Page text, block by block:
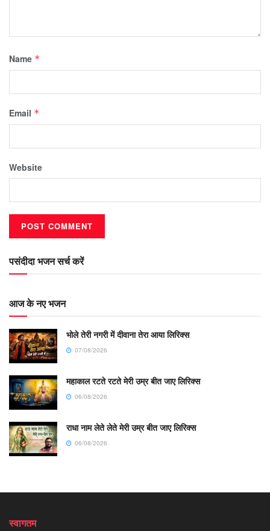
Name *
Email *
Website
पसंदीदा भजन सर्च करें
आज के नए भजन
भोले तेरी नगरी में दीवाना तेरा आया लिरिक्स
07/08/2026
महाकाल रटते रटते मेरी उम्र बीत जाए लिरिक्स
06/08/2026
राधा नाम लेते लेते मेरी उम्र बीत जाए लिरिक्स
06/08/2026
स्वागतम